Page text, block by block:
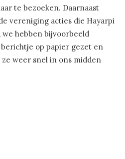
te bezoeken. Daarnaast
vereniging acties die Hayarpi
hebben bijvoorbeeld
op papier gezet en
weer snel in ons midden